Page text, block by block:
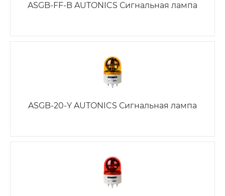
ASGB-FF-B AUTONICS Сигнальная лампа
ASGB-20-Y AUTONICS Сигнальная лампа